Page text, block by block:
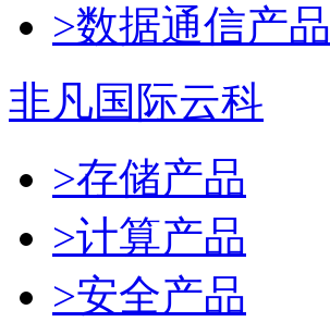
>数据通信产品
非凡国际云科
>存储产品
>计算产品
>安全产品